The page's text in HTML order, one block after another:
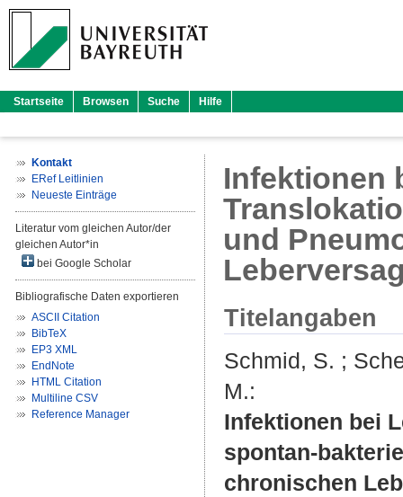
Startseite Browsen Suche Hilfe
Kontakt
ERef Leitlinien
Neueste Einträge
Literatur vom gleichen Autor/der
gleichen Autor*in
bei Google Scholar
Bibliografische Daten exportieren
ASCII Citation
BibTeX
EP3 XML
EndNote
HTML Citation
Multiline CSV
Reference Manager
Infektionen
und
Titelangaben
Schmid, S. ;
M.:
Infektionen bei
spontan-
chronischen